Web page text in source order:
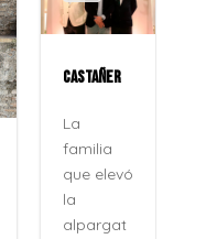
JURADO
La voz
se apaga